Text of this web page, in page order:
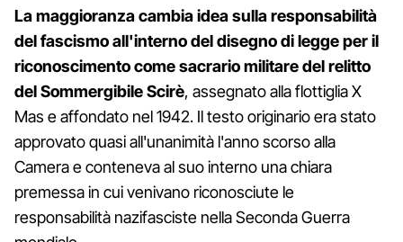
La maggioranza cambia idea sulla responsabilità
del fascismo all'interno del disegno di legge per il
riconoscimento come sacrario militare del relitto
del Sommergibile Scirè, assegnato alla flottiglia X
Mas e affondato nel 1942. Il testo originario era stato
approvato quasi all'unanimità l'anno scorso alla
Camera e conteneva al suo interno una chiara
premessa in cui venivano riconosciute le
responsabilità nazifasciste nella Seconda Guerra